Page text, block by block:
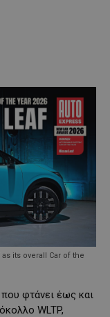
its overall Car of the
που φτάνει έως και
WLTP,